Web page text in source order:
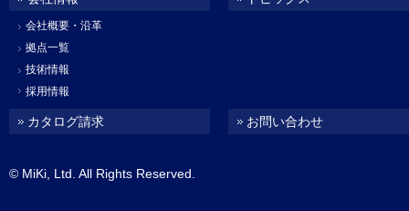
会社概要・沿革
拠点一覧
技術情報
採用情報
カタログ請求 お問い合わせ
© MiKi, Ltd. All Rights Reserved.